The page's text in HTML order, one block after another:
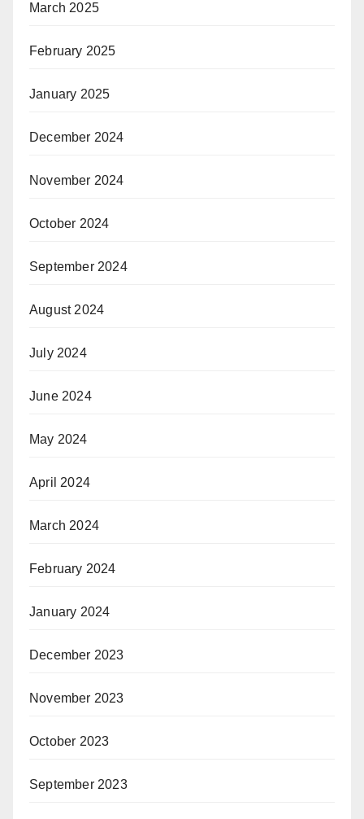
March 2025
February 2025
January 2025
December 2024
November 2024
October 2024
September 2024
August 2024
July 2024
June 2024
May 2024
April 2024
March 2024
February 2024
January 2024
December 2023
November 2023
October 2023
September 2023